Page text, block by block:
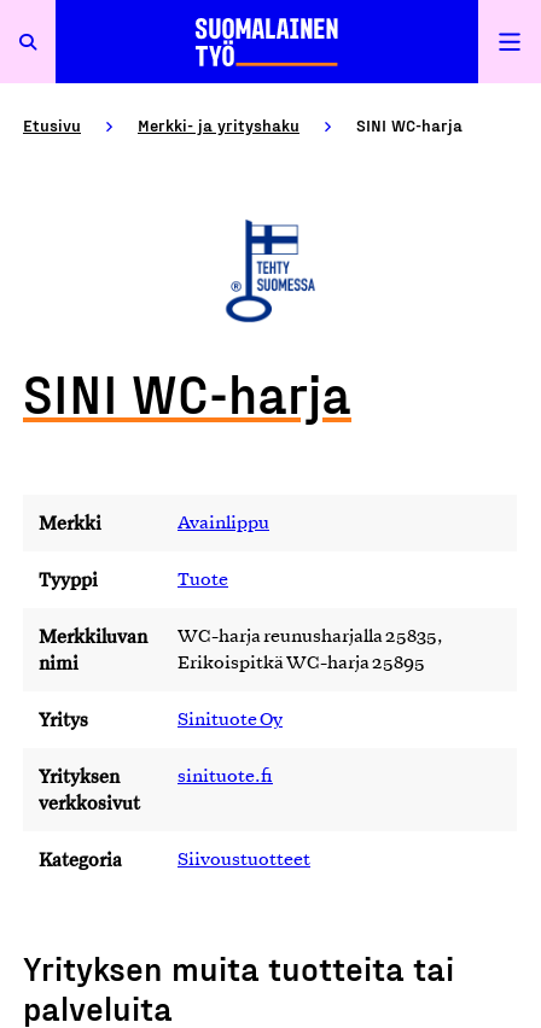
Etusivu Merkki- ja yrityshaku SINI WC-harja
SINI WC-harja
Merkki Avainlippu
Tyyppi Tuote
Merkkiluvan
nimi
WC-harja reunusharjalla 25835,
Erikoispitkä WC-harja 25895
Yritys Sinituote Oy
Yrityksen
verkkosivut
sinituote.fi
Kategoria Siivoustuotteet
Yrityksen muita tuotteita tai
palveluita